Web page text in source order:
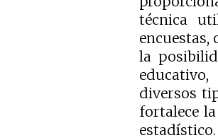
técnica
encuestas,
la
diversos
fortalece
estadístico.